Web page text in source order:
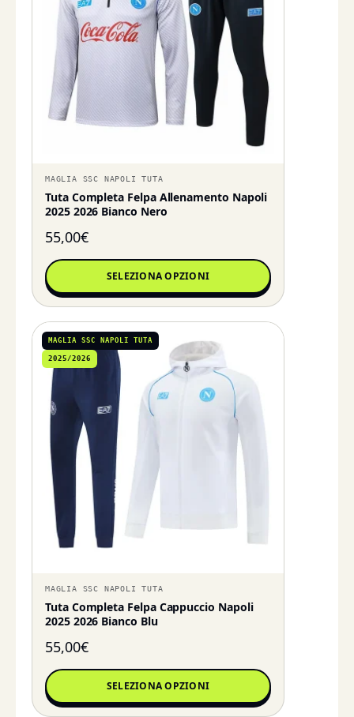
MAGLIA SSC NAPOLI TUTA
Tuta Completa Felpa Allenamento Napoli
2025 2026 Bianco Nero
55,00€
SELEZIONA OPZIONI
MAGLIA SSC NAPOLI TUTA
2025/2026
MAGLIA SSC NAPOLI TUTA
Tuta Completa Felpa Cappuccio Napoli
2025 2026 Bianco Blu
55,00€
SELEZIONA OPZIONI